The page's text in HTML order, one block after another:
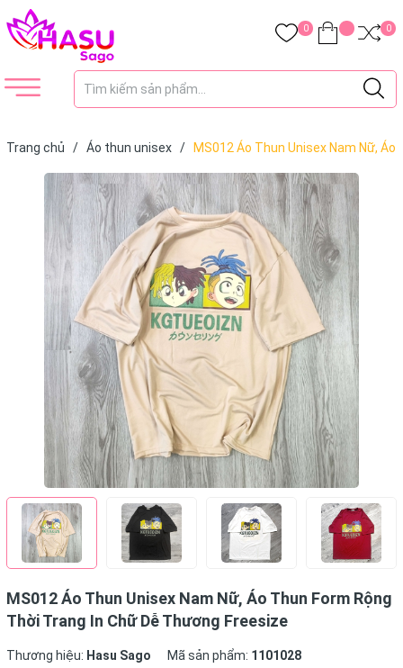
0 0
Trang chủ / Áo thun unisex /
MS012 Áo Thun Unisex Nam Nữ, Áo
MS012 Áo Thun Unisex Nam Nữ, Áo Thun Form Rộng
Thời Trang In Chữ Dễ Thương Freesize
Thương hiệu: Hasu Sago Mã sản phẩm: 1101028